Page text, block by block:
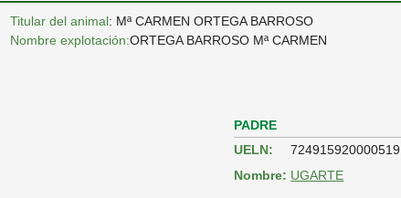
Titular del animal: Mª CARMEN ORTEGA BARROSO
Nombre explotación:ORTEGA BARROSO Mª CARMEN
PADRE
UELN:
724915920000519
Nombre: UGARTE